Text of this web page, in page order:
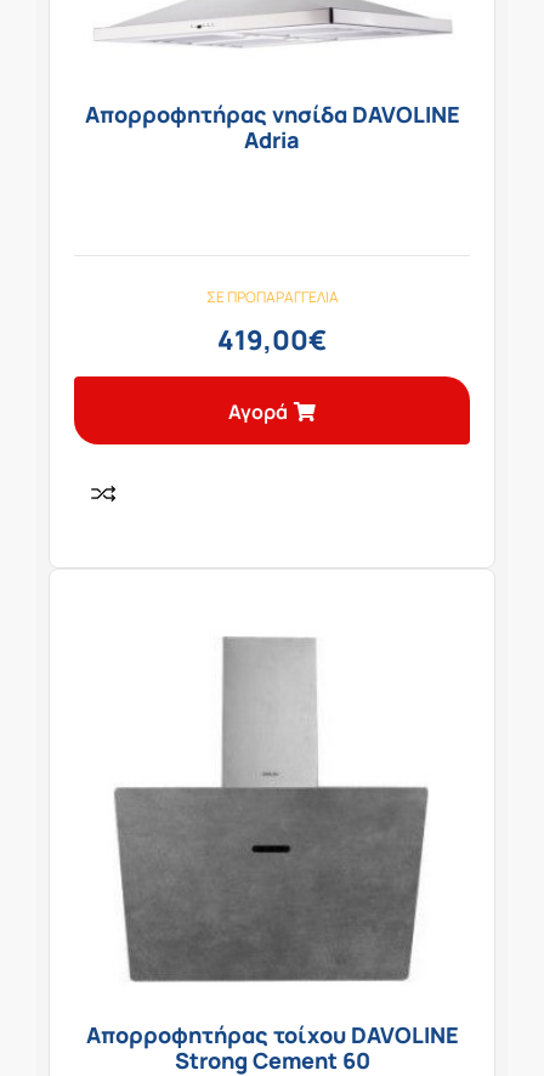
Απορροφητήρας νησίδα DAVOLINE
Adria
ΣΕ ΠΡΟΠΑΡΑΓΓΕΛΊΑ
419,00€
Αγορά
Απορροφητήρας τοίχου DAVOLINE
Strong Cement 60